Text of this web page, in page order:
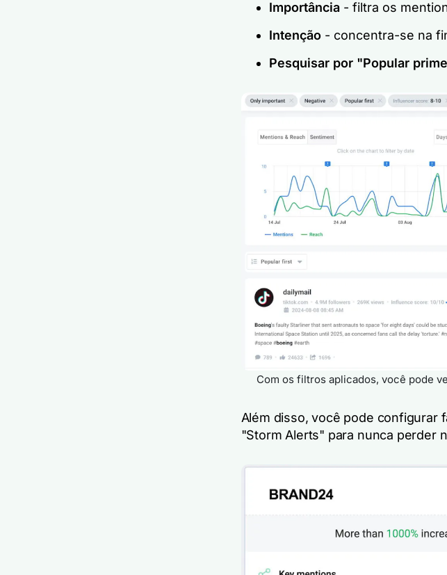
Importância- filtra os
Intenção- concentra-se na
Pesquisar por "Popular
Com os filtros aplicados, você pode
Além disso, você pode configurar
"Storm Alerts" para nunca perder